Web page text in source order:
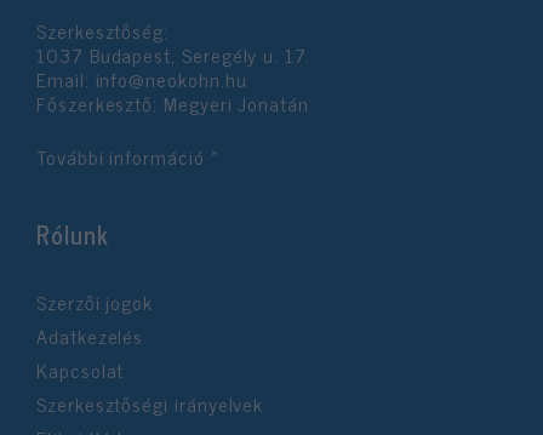
Szerkesztőség:
1037 Budapest, Seregély u. 17.
Email: info@neokohn.hu
Főszerkesztő: Megyeri Jonatán
További információ »
Rólunk
Szerzői jogok
Adatkezelés
Kapcsolat
Szerkesztőségi irányelvek